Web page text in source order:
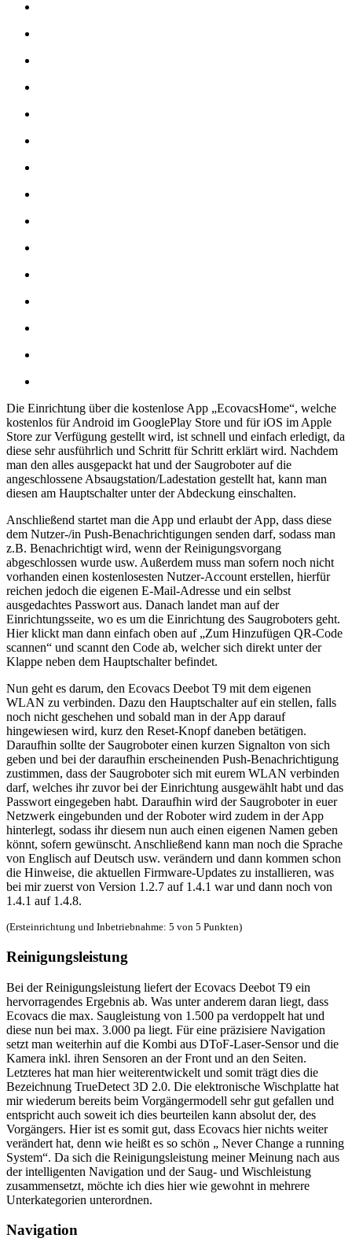
Die Einrichtung über die kostenlose App „EcovacsHome“, welche
kostenlos für Android im GooglePlay Store und für iOS im Apple
Store zur Verfügung gestellt wird, ist schnell und einfach erledigt, da
diese sehr ausführlich und Schritt für Schritt erklärt wird. Nachdem
man den alles ausgepackt hat und der Saugroboter auf die
angeschlossene Absaugstation/Ladestation gestellt hat, kann man
diesen am Hauptschalter unter der Abdeckung einschalten.
Anschließend startet man die App und erlaubt der App, dass diese
dem Nutzer-/in Push-Benachrichtigungen senden darf, sodass man
z.B. Benachrichtigt wird, wenn der Reinigungsvorgang
abgeschlossen wurde usw. Außerdem muss man sofern noch nicht
vorhanden einen kostenlosesten Nutzer-Account erstellen, hierfür
reichen jedoch die eigenen E-Mail-Adresse und ein selbst
ausgedachtes Passwort aus. Danach landet man auf der
Einrichtungsseite, wo es um die Einrichtung des Saugroboters geht.
Hier klickt man dann einfach oben auf „Zum Hinzufügen QR-Code
scannen“ und scannt den Code ab, welcher sich direkt unter der
Klappe neben dem Hauptschalter befindet.
Nun geht es darum, den Ecovacs Deebot T9 mit dem eigenen
WLAN zu verbinden. Dazu den Hauptschalter auf ein stellen, falls
noch nicht geschehen und sobald man in der App darauf
hingewiesen wird, kurz den Reset-Knopf daneben betätigen.
Daraufhin sollte der Saugroboter einen kurzen Signalton von sich
geben und bei der daraufhin erscheinenden Push-Benachrichtigung
zustimmen, dass der Saugroboter sich mit eurem WLAN verbinden
darf, welches ihr zuvor bei der Einrichtung ausgewählt habt und das
Passwort eingegeben habt. Daraufhin wird der Saugroboter in euer
Netzwerk eingebunden und der Roboter wird zudem in der App
hinterlegt, sodass ihr diesem nun auch einen eigenen Namen geben
könnt, sofern gewünscht. Anschließend kann man noch die Sprache
von Englisch auf Deutsch usw. verändern und dann kommen schon
die Hinweise, die aktuellen Firmware-Updates zu installieren, was
bei mir zuerst von Version 1.2.7 auf 1.4.1 war und dann noch von
1.4.1 auf 1.4.8.
(Ersteinrichtung und Inbetriebnahme: 5 von 5 Punkten)
Reinigungsleistung
Bei der Reinigungsleistung liefert der Ecovacs Deebot T9 ein
hervorragendes Ergebnis ab. Was unter anderem daran liegt, dass
Ecovacs die max. Saugleistung von 1.500 pa verdoppelt hat und
diese nun bei max. 3.000 pa liegt. Für eine präzisiere Navigation
setzt man weiterhin auf die Kombi aus DToF-Laser-Sensor und die
Kamera inkl. ihren Sensoren an der Front und an den Seiten.
Letzteres hat man hier weiterentwickelt und somit trägt dies die
Bezeichnung TrueDetect 3D 2.0. Die elektronische Wischplatte hat
mir wiederum bereits beim Vorgängermodell sehr gut gefallen und
entspricht auch soweit ich dies beurteilen kann absolut der, des
Vorgängers. Hier ist es somit gut, dass Ecovacs hier nichts weiter
verändert hat, denn wie heißt es so schön „ Never Change a running
System“. Da sich die Reinigungsleistung meiner Meinung nach aus
der intelligenten Navigation und der Saug- und Wischleistung
zusammensetzt, möchte ich dies hier wie gewohnt in mehrere
Unterkategorien unterordnen.
Navigation